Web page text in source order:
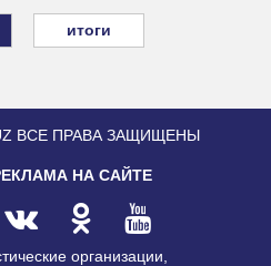
итоги
ВСЕ ПРАВА ЗАЩИЩЕНЫ
НА САЙТЕ
организации,